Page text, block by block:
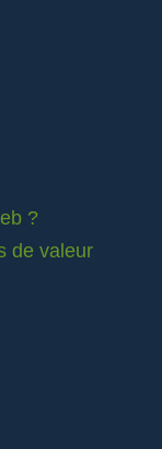
?
de valeur